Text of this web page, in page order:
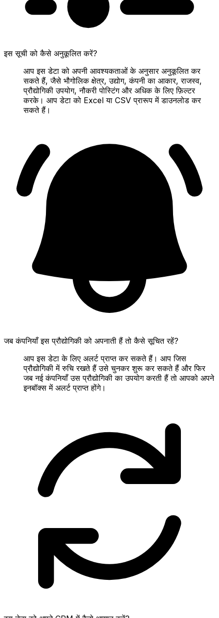
इस सूची को कैसे अनुकूलित करें?
आप इस डेटा को अपनी आवश्यकताओं के अनुसार अनुकूलित कर
सकते हैं, जैसे भौगोलिक क्षेत्र, उद्योग, कंपनी का आकार, राजस्व,
प्रौद्योगिकी उपयोग, नौकरी पोस्टिंग और अधिक के लिए फ़िल्टर
करके। आप डेटा को Excel या CSV प्रारूप में डाउनलोड कर
सकते हैं।
जब कंपनियाँ इस प्रौद्योगिकी को अपनाती हैं तो कैसे सूचित रहें?
आप इस डेटा के लिए अलर्ट प्राप्त कर सकते हैं। आप जिस
प्रौद्योगिकी में रुचि रखते हैं उसे चुनकर शुरू कर सकते हैं और फिर
जब नई कंपनियाँ उस प्रौद्योगिकी का उपयोग करती हैं तो आपको अपने
इनबॉक्स में अलर्ट प्राप्त होंगे।